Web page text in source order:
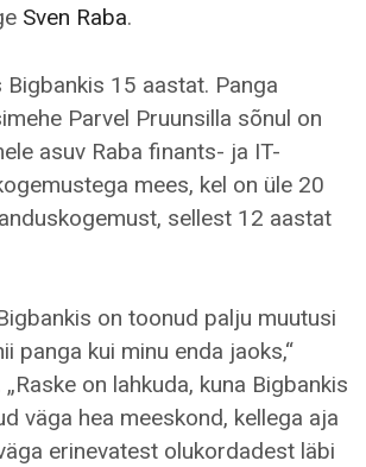
Sven Raba.
Bigbankis 15 aastat. Panga
Parvel Pruunsilla sõnul on
asuv Raba finants- ja IT-
mees, kel on üle 20
sellest 12 aastat
on toonud palju muutusi
panga kui minu enda jaoks,“
„Raske on lahkuda, kuna Bigbankis
väga hea meeskond, kellega aja
erinevatest olukordadest läbi